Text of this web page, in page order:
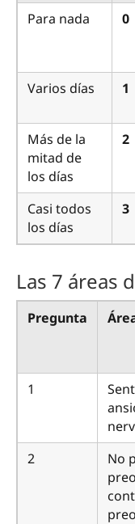
Para nada 0
Varios días
1
Más de la
mitad de
los días
2
Casi todos
los días
3
Las 7 áreas
Pregunta
1
2
No